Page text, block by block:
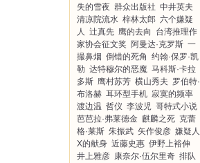
失的雪夜 群众出版社 中井英夫
清凉院流水 梓林太郎 六个嫌疑
人 辻真先 鹰的去向
台湾推理作
家协会征文奖 阿曼达·克罗斯 一
撮鼻烟 倒错的死角 约翰·保罗·凯
勒 达特穆尔的恶魔 马科斯·卡拉
多斯 鹰村苏芳 横山秀夫 罗伯特·
布洛赫 耳环型手机 寂寞的频率
渡边温 哲仪 李波児 哥特式小说
芭芭拉·弗莱德金 麒麟之死 克蕾
格·莱斯 朱振武 矢作俊彦 嫌疑人
X的献身 近藤史惠 伊野上裕伸
井上雅彦 康奈尔·伍尔里奇 排队